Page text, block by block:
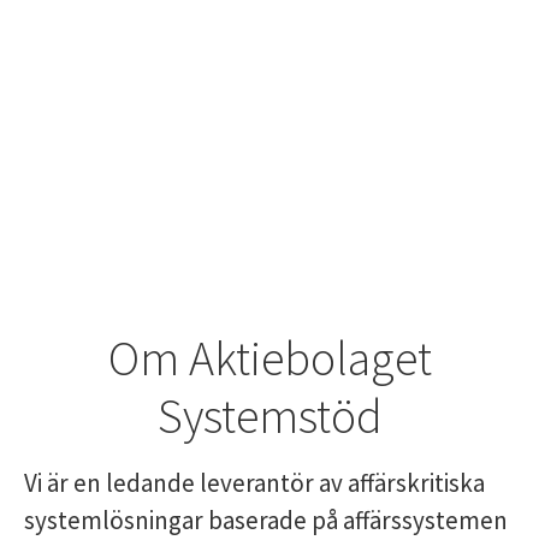
Om Aktiebolaget
Systemstöd
Vi är en ledande leverantör av affärskritiska
systemlösningar baserade på affärssystemen